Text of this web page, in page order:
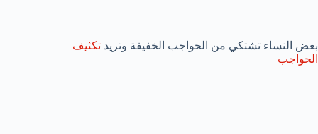
بعض النساء تشتكي من الحواجب الخفيفة وتريد تكثيف
الحواجب